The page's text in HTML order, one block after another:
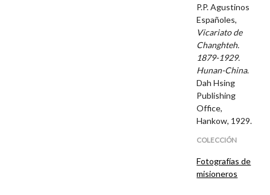
P.P. Agustinos
Españoles,
Vicariato de
Changhteh.
1879-1929.
Hunan-China.
Dah Hsing
Publishing
Office,
Hankow, 1929.
COLECCIÓN
Fotografías de
misioneros